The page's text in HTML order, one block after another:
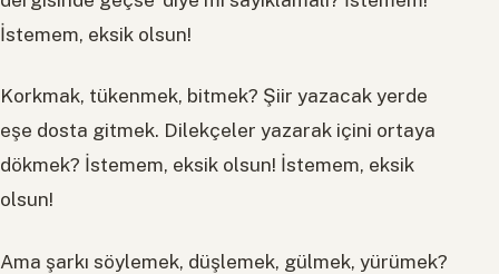
İstemem, eksik olsun!
Korkmak, tükenmek, bitmek? Şiir yazacak yerde
eşe dosta gitmek. Dilekçeler yazarak içini ortaya
dökmek? İstemem, eksik olsun! İstemem, eksik
olsun!
Ama şarkı söylemek, düşlemek, gülmek, yürümek?